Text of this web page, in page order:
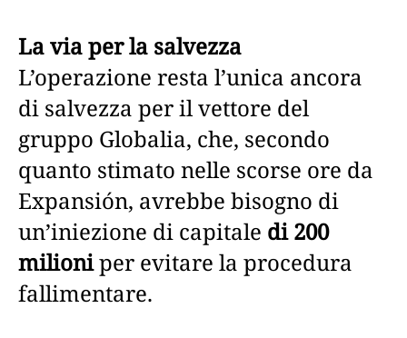
La via per la salvezza
L’operazione resta l’unica ancora
di salvezza per il vettore del
gruppo Globalia, che, secondo
quanto stimato nelle scorse ore da
Expansión, avrebbe bisogno di
un’iniezione di capitale di 200
milioniper evitare la procedura
fallimentare.